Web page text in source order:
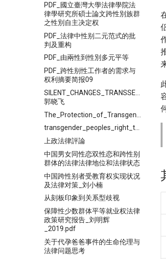
PDF_國立臺灣大學法律學院法
律學研究所碩士論文跨性別族群
之性別自主决定权
PDF_法律中性别二元范式的批
判及重构
PDF_由兩性到性別多元平等
PDF_跨性别性工作者的需求与
权利摘要简报09
SILENT_CHANGES_TRANSSEXUALS'_-
郭晓飞
transgender_peoples_right_to_marry_in_vietnam_and_other
上政法律評論
中国男女同性恋双性恋和跨性别
群体的法律法律地位和法律状态
中国跨性别者受教育权实现状况
及法律对策_刘小楠
从刻板印象到关系型歧视
保障性少数群体平等就业权法律
政策研究报告_刘明辉
_2019.pdf
关于代孕爸爸事件的生命伦理与
法律问题思考